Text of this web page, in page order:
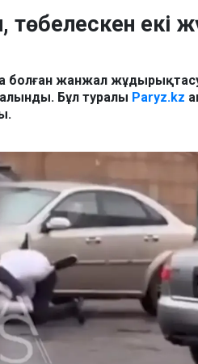
екі
болған жанжал
алынды. Бұл туралы Paryz.kz